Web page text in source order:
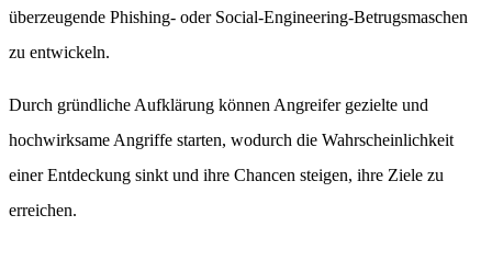
überzeugende Phishing- oder Social-Engineering-Betrugsmaschen
zu entwickeln.
Durch gründliche Aufklärung können Angreifer gezielte und
hochwirksame Angriffe starten, wodurch die Wahrscheinlichkeit
einer Entdeckung sinkt und ihre Chancen steigen, ihre Ziele zu
erreichen.